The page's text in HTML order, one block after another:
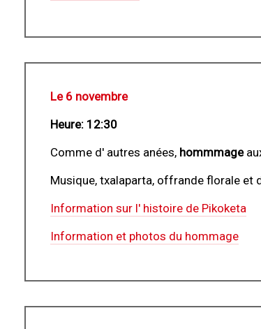
Le 6 novembre
Heure: 12:30
Comme d' autres anées, hommmage
Musique, txalaparta, offrande florale et
Information sur l' histoire de Pikoketa
Information et photos du hommage